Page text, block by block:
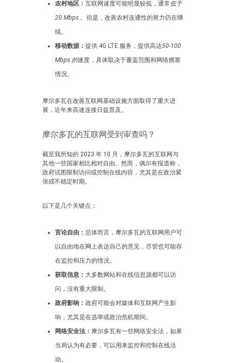
农村地区： 互联网速度可能明显较低，通常低于
20 Mbps 。但是，改善农村连通性的努力仍在继
续。
移动数据： 提供 4G LTE 服务，提供高达50-100
Mbps 的速度，具体取决于覆盖范围和网络拥塞
情况。
摩尔多瓦在改善互联网基础设施方面取得了重大进
展，近年来高速连接日益普及。
摩尔多瓦的互联网受到审查吗？
截至我所知的 2023 年 10 月，摩尔多瓦的互联网与
其他一些国家相比相对自由。然而，偶尔有报道称，
政府试图限制访问或控制在线内容，尤其是在政治紧
张或不稳定时期。
以下是几个关键点：
言论自由： 总体而言，摩尔多瓦的互联网用户可
以自由地在网上表达自己的意见，尽管也可能存
在监控和压力的情况。
获取信息： 大多数网站和在线信息源都可以访
问，没有重大限制。
政府影响： 政府可能会对媒体和互联网产生影
响，尤其是在选举或政治危机期间。
网络安全法： 摩尔多瓦有一些网络安全法，如果
当局认为有必要，可以用来监控和控制在线活
动。